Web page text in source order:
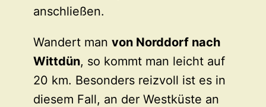
anschließen.
Wandert man von Norddorf nach
Wittdün, so kommt man leicht auf
20 km. Besonders reizvoll ist es in
diesem Fall, an der Westküste an